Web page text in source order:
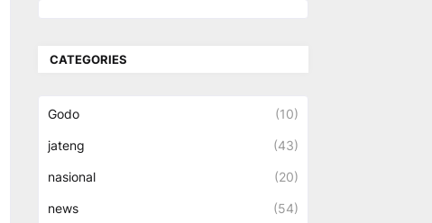
CATEGORIES
Godo (10)
jateng (43)
nasional (20)
news (54)